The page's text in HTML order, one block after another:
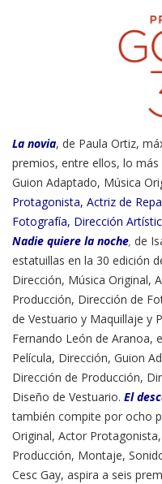
La novia, de Paula Ortiz,
premios, entre ellos, lo
Guion Adaptado, Música
Protagonista, Actriz de
Fotografía, Dirección
Nadie quiere la noche, de
estatuillas en la 30 edición
Dirección, Música Original,
Producción, Dirección de
de Vestuario y Maquillaje y
Fernando León de Aranoa,
Película, Dirección, Guion
Dirección de Producción,
Diseño de Vestuario. El
también compite por ocho
Original, Actor
Producción, Montaje,
Cesc Gay, aspira a seis